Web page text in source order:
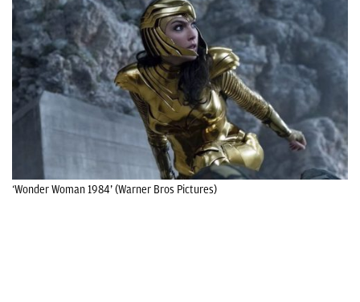
‘Wonder Woman 1984’ (Warner Bros Pictures)